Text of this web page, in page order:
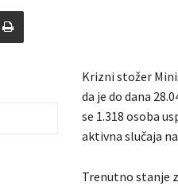
Krizni stožer
da je do dana
se 1.318 osoba
aktivna slučaja
Trenutno stanje